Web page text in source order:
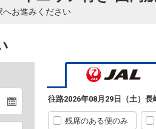
へお進みください
往路2026年08月29日（土） 長
残席のある便のみ